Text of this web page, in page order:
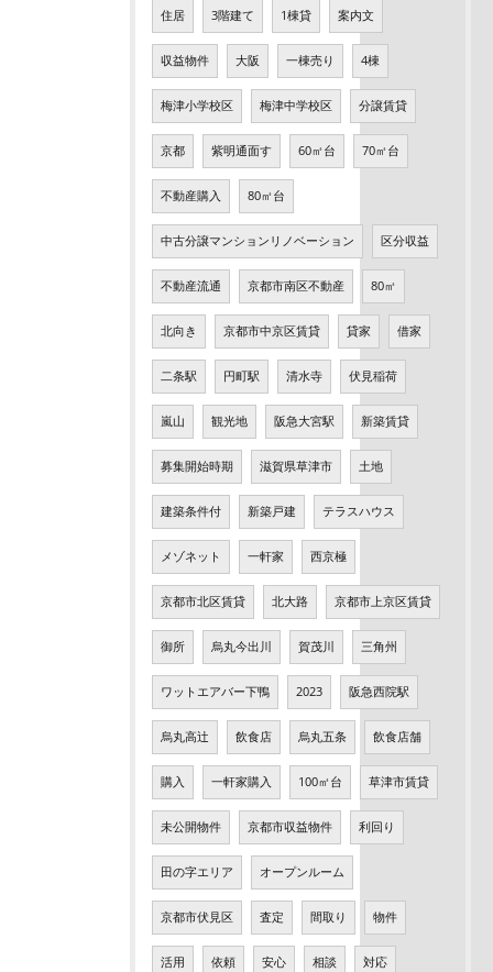
住居 3階建て 1棟貸 案内文
収益物件 大阪 一棟売り 4棟
梅津小学校区 梅津中学校区 分譲賃貸
京都 紫明通面す 60㎡台 70㎡台
不動産購入 80㎡台
中古分譲マンションリノベーション 区分収益
不動産流通 京都市南区不動産 80㎡
北向き 京都市中京区賃貸 貸家 借家
二条駅 円町駅 清水寺 伏見稲荷
嵐山 観光地 阪急大宮駅 新築賃貸
募集開始時期 滋賀県草津市 土地
建築条件付 新築戸建 テラスハウス
メゾネット 一軒家 西京極
京都市北区賃貸 北大路 京都市上京区賃貸
御所 烏丸今出川 賀茂川 三角州
ワットエアバー下鴨 2023 阪急西院駅
烏丸高辻 飲食店 烏丸五条 飲食店舗
購入 一軒家購入 100㎡台 草津市賃貸
未公開物件 京都市収益物件 利回り
田の字エリア オープンルーム
京都市伏見区 査定 間取り 物件
活用 依頼 安心 相談 対応